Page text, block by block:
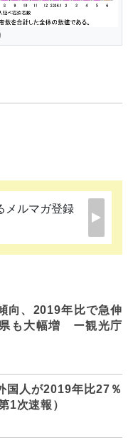
メルマガ登録
向、2019年比で急伸
も大幅増 ー観光庁
国人が2019年比27％
1次速報）